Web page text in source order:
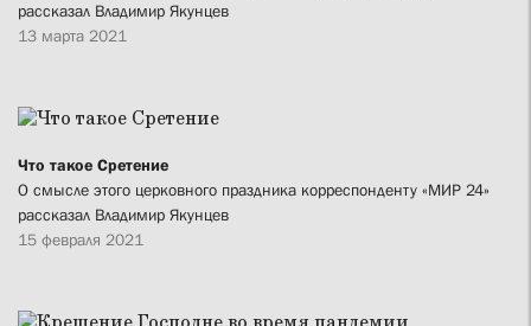
рассказал Владимир Якунцев
13 марта 2021
Что такое Сретение
О смысле этого церковного праздника корреспонденту «МИР 24»
рассказал Владимир Якунцев
15 февраля 2021